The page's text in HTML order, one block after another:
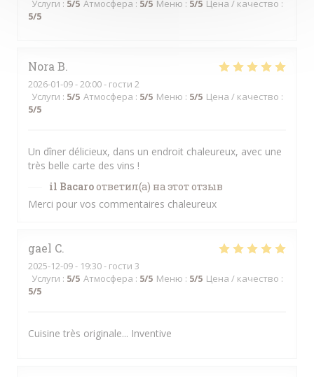
Услуги : 5/5 Атмосфера : 5/5 Меню : 5/5 Цена / качество :
5/5
Nora B
2026-01-09- 20:00 - гости 2
Услуги : 5/5 Атмосфера : 5/5 Меню : 5/5 Цена / качество :
5/5
Un dîner délicieux, dans un endroit chaleureux, avec une
très belle carte des vins !
il Bacaroответил(а) на этот отзыв
Merci pour vos commentaires chaleureux
gael C
2025-12-09- 19:30 - гости 3
Услуги : 5/5 Атмосфера : 5/5 Меню : 5/5 Цена / качество :
5/5
Cuisine très originale... Inventive